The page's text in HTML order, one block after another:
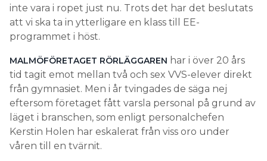
inte vara i ropet just nu. Trots det har det beslutats
att vi ska ta in ytterligare en klass till EE-
programmet i höst.
MALMÖFÖRETAGET RÖRLÄGGAREN har i över 20 års
tid tagit emot mellan två och sex VVS-elever direkt
från gymnasiet. Men i år tvingades de säga nej
eftersom företaget fått varsla personal på grund av
läget i branschen, som enligt personalchefen
Kerstin Holen har eskalerat från viss oro under
våren till en tvärnit.